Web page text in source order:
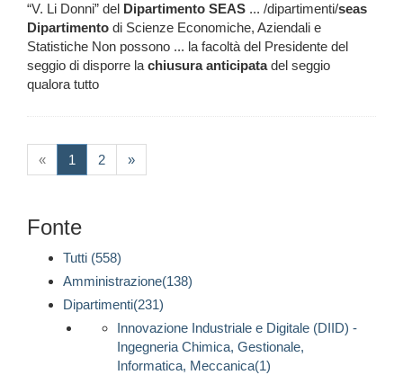
“V. Li Donni” del Dipartimento SEAS ... /dipartimenti/seas
Dipartimento di Scienze Economiche, Aziendali e
Statistiche Non possono ... la facoltà del Presidente del
seggio di disporre lachiusura anticipatadel seggio
qualora tutto
« 1 (current)
2 »
Fonte
Tutti (558)
Amministrazione(138)
Dipartimenti(231)
Innovazione Industriale e Digitale (DIID) -
Ingegneria Chimica, Gestionale,
Informatica, Meccanica(1)